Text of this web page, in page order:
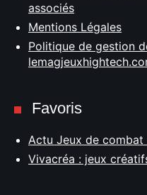
associés
Mentions Légales
Politique de gestion
Favoris
Actu Jeux de
Vivacréa : jeux